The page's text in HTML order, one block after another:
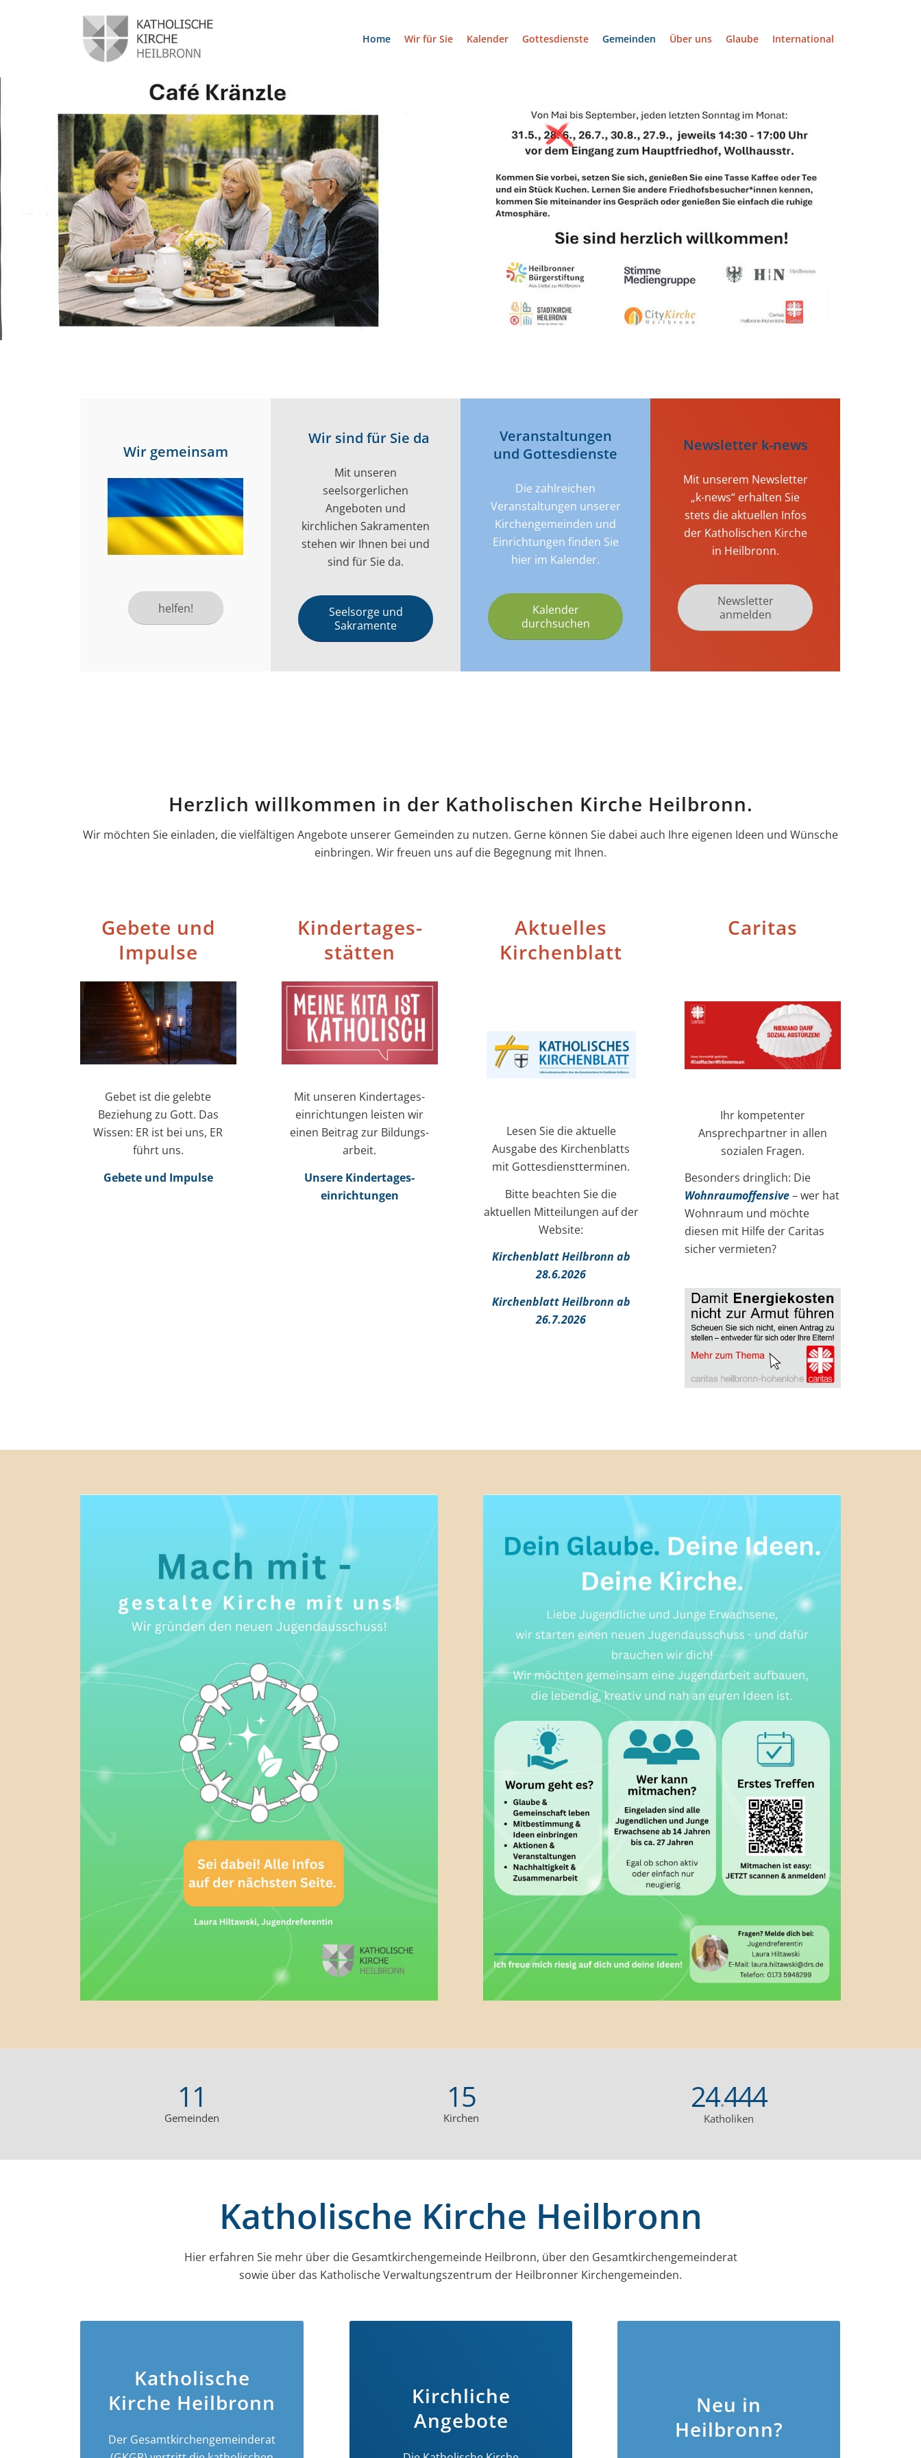
Home Wir für Sie Kalender Gottesdienste Gemeinden Über uns Glaube International
Wir gemeinsam
helfen!
Wir sind für Sie da
Mit unseren
seelsorgerlichen
Angeboten und
kirchlichen Sakramenten
stehen wir Ihnen bei und
sind für Sie da.
Seelsorge und
Sakramente
Veran­­staltungen
und Gottes­dienste
Die zahlreichen
Veranstaltungen unserer
Kirchengemeinden und
Einrichtungen finden Sie
hier im Kalender.
Kalender
durchsuchen
Newsletter k-news
Mit unserem Newsletter
„k-news“ erhalten Sie
stets die aktuellen Infos
der Katholischen Kirche
in Heilbronn.
Newsletter
anmelden
Herzlich willkommen in der Katholischen Kirche Heilbronn.
Wir möchten Sie einladen, die vielfältigen Angebote unserer Gemeinden zu nutzen. Gerne können Sie dabei auch Ihre eigenen Ideen und Wünsche
einbringen. Wir freuen uns auf die Begegnung mit Ihnen.
Gebete und
Impulse
Gebet ist die gelebte
Beziehung zu Gott. Das
Wissen: ER ist bei uns, ER
führt uns.
Gebete und Impulse
Kinder­tages­
stätten
Mit unseren Kinder­tages­
einrichtungen leisten wir
einen Beitrag zur Bildungs­
arbeit.
Unsere Kinder­tages­
einrichtungen
Aktuelles
Kirchenblatt
Lesen Sie die aktuelle
Ausgabe des Kirchenblatts
mit Gottesdienstterminen.
Bitte beachten Sie die
aktuellen Mitteilungen auf der
Website:
Kirchenblatt Heilbronn ab
28.6.2026
Kirchenblatt Heilbronn ab
26.7.2026
Caritas
Ihr kompetenter
Ansprechpartner in allen
sozialen Fragen.
Besonders dringlich: Die
Wohnraumoffensive– wer hat
Wohnraum und möchte
diesen mit Hilfe der Caritas
sicher vermieten?
11
Gemeinden
15
Kirchen
24.444
Katholiken
Katholische Kirche Heilbronn
Hier erfahren Sie mehr über die Gesamt­kirchen­gemeinde Heilbronn, über den Gesamt­kirchen­gemeinderat
sowie über das Katholische Verwaltungszentrum der Heilbronner Kirchengemeinden.
Katholische
Kirche Heilbronn
Der Gesamt­­kirchen­­gemeinderat
Kirchliche
Angebote
Neu in
Heilbronn?